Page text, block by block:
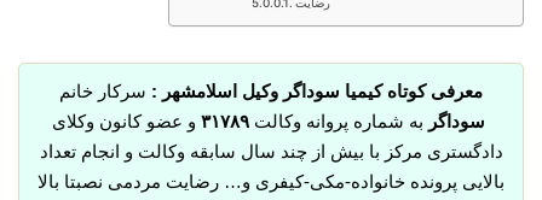
معرفی کوتاه کیمیا سوداگر وکیل اسلامشهر : سرکار خانم
سوداگر به شماره پروانه وکالت ٣١٧٨٩ و عضو کانون وکلای
دادگستری مرکز با بیش از چند سال سابقه وکالت و انجام تعداد
بالایی پرونده خانواده-مکی-کیفری و… رضایت مردمی نصبتا بالا